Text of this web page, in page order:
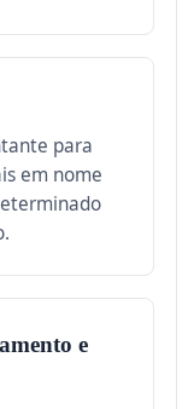
para
em nome
e